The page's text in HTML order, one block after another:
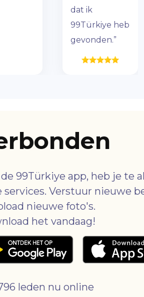
dat ik
99Türkiye heb
gevonden.”
99Türkiye app, heb je te
services. Verstuur nieuwe
nieuwe foto's.
het vandaag!
leden nu online